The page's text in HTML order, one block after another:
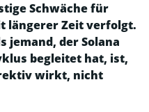
Schwäche für
längerer Zeit verfolgt.
jemand, der Solana
begleitet hat, ist,
wirkt, nicht